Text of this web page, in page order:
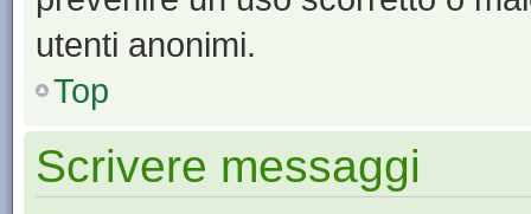
utenti anonimi.
Top
Scrivere messaggi